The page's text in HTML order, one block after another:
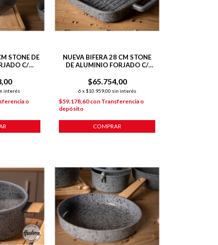
STONE DE
C/
interés
o
NUEVA BIFERA 28 CM STONE
DE ALUMINIO FORJADO C/
INDUCCIÓN
$65.754,00
6 x $10.959,00 sin interés
$59.178,60con Transferencia o
depósito
COMPRAR